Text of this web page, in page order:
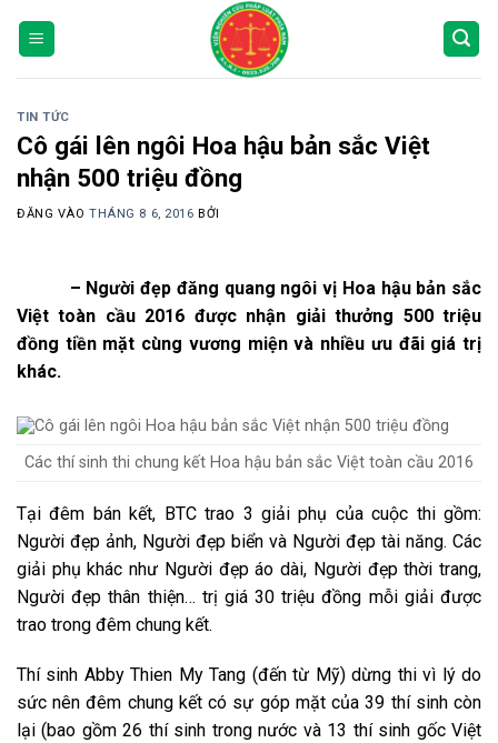
TIN TỨC
Cô gái lên ngôi Hoa hậu bản sắc Việt
nhận 500 triệu đồng
ĐĂNG VÀOTHÁNG 8 6, 2016 BỞI
– Người đẹp đăng quang ngôi vị Hoa hậu bản sắc
Việt toàn cầu 2016 được nhận giải thưởng 500 triệu
đồng tiền mặt cùng vương miện và nhiều ưu đãi giá trị
khác.
Các thí sinh thi chung kết Hoa hậu bản sắc Việt toàn cầu 2016
Tại đêm bán kết, BTC trao 3 giải phụ của cuộc thi gồm:
Người đẹp ảnh, Người đẹp biển và Người đẹp tài năng. Các
giải phụ khác như Người đẹp áo dài, Người đẹp thời trang,
Người đẹp thân thiện… trị giá 30 triệu đồng mỗi giải được
trao trong đêm chung kết.
Thí sinh Abby Thien My Tang (đến từ Mỹ) dừng thi vì lý do
sức nên đêm chung kết có sự góp mặt của 39 thí sinh còn
lại (bao gồm 26 thí sinh trong nước và 13 thí sinh gốc Việt